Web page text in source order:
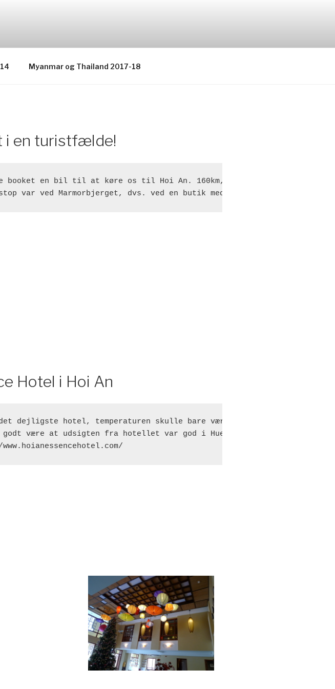
Myanmar og Thailand 2017-18
i en turistfælde!
booket en bil til at køre os til Hoi An. 160km, 60$. Vi kørte gennem
var ved Marmorbjerget, dvs. ved en butik med alskens marmor-
Hotel i Hoi An
dejligste hotel, temperaturen skulle bare være 5 grader højere.
godt være at udsigten fra hotellet var god i Hue, men her er udsigten